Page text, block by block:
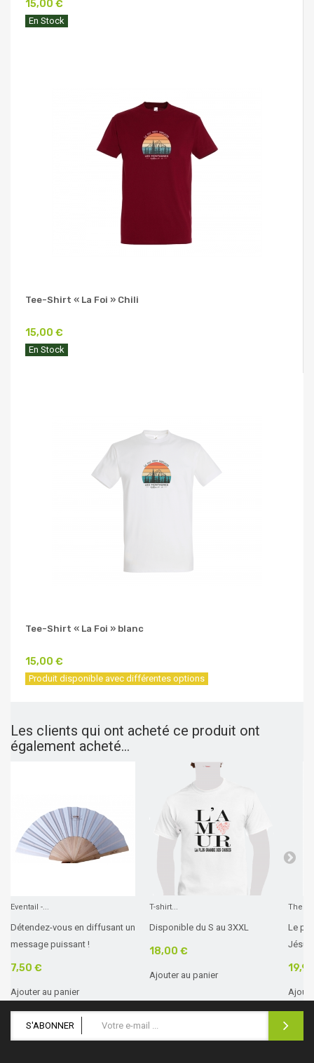
15,00 €
En Stock
Tee-Shirt « La Foi » Chili
15,00 €
En Stock
Tee-Shirt « La Foi » blanc
15,00 €
Produit disponible avec différentes options
Les clients qui ont acheté ce produit ont
également acheté...
Eventail -...
Détendez-vous en diffusant un
message puissant !
7,50 €
Ajouter au panier
T-shirt...
Disponible du S au 3XXL
18,00 €
Ajouter au panier
The
Le
Jésus
S'ABONNER